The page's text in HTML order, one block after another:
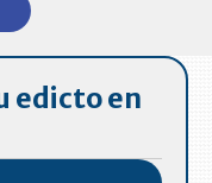
edicto en